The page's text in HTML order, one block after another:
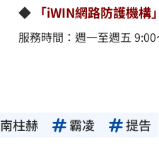
◆ 「iWIN網路防護機構
服務時間：週一至週五
南柱赫 霸凌 提告